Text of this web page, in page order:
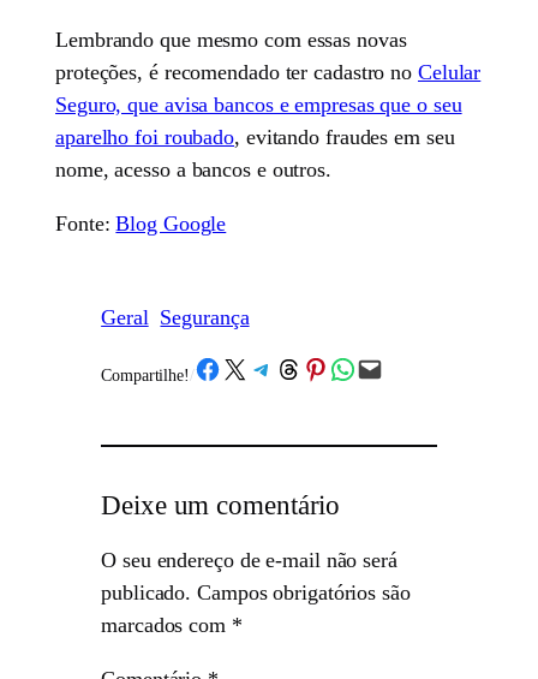
Lembrando que mesmo com essas novas
proteções, é recomendado ter cadastro no Celular
Seguro, que avisa bancos e empresas que o seu
aparelho foi roubado, evitando fraudes em seu
nome, acesso a bancos e outros.
Fonte:Blog Google
Geral Segurança
Compartilhe! /Share on Facebook
Share on X Share on Telegram
Share on Threads
Share on Pinterest
Share on WhatsApp
Email this Page
Deixe um comentário
O seu endereço de e-mail não será
publicado. Campos obrigatórios são
marcados com *